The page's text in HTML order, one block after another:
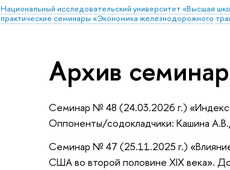
Национальный исследовательский университет «Высшая
практические семинары «Экономика железнодорожного
Архив
Семинар № 48 (24.03.2026 г.)
Оппоненты/содокладчики: Кашина
Семинар № 47 (25.11.2025 г.)
США во второй половине XIX века».